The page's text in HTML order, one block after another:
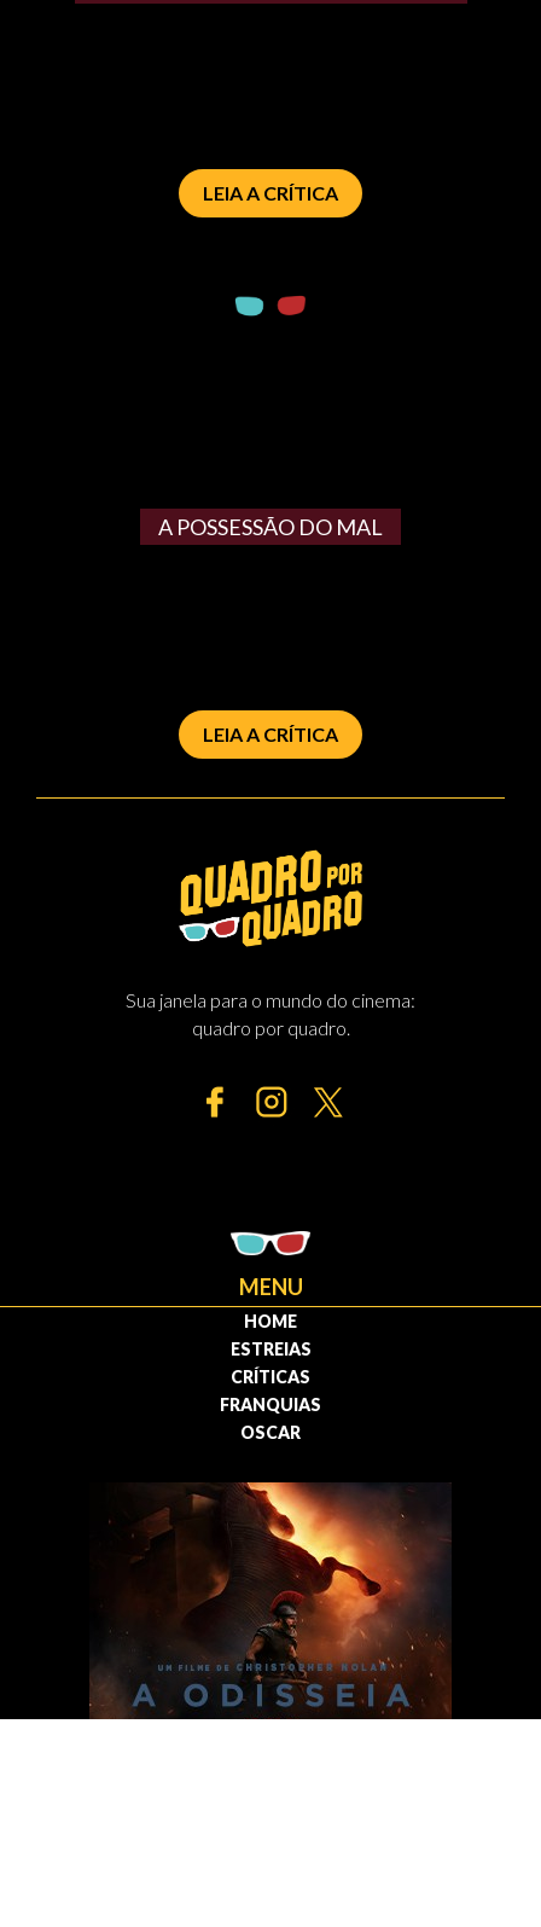
LEIA A CRÍTICA
A POSSESSÃO DO MAL
LEIA A CRÍTICA
Sua janela para o mundo do cinema:
quadro por quadro.
MENU
HOME
ESTREIAS
CRÍTICAS
FRANQUIAS
OSCAR